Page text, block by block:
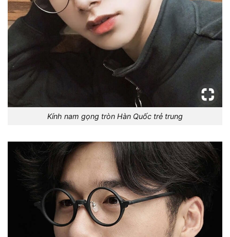
Kính nam gọng tròn Hàn Quốc trẻ trung